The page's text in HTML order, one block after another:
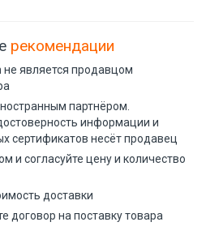
рекомендации
является продавцом
партнёром.
информации и
сертификатов несёт продавец
и согласуйте цену и количество
доставки
договор на поставку товара